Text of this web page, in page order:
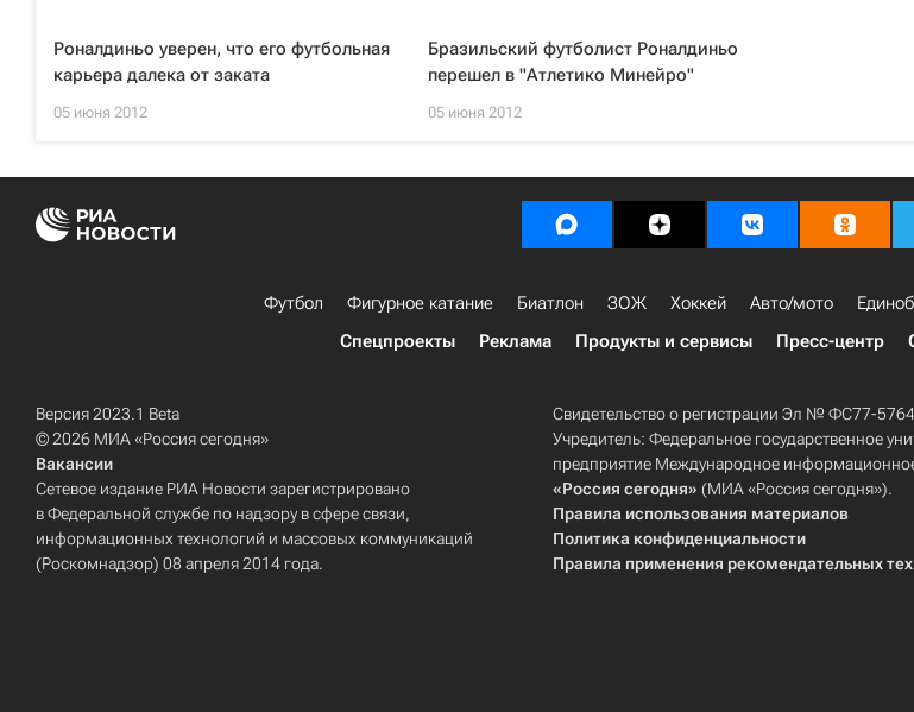
Роналдиньо уверен, что его футбольная
карьера далека от заката
05 июня 2012
Бразильский футболист Роналдиньо
перешел в "Атлетико Минейро"
05 июня 2012
Футбол Фигурное катание Биатлон ЗОЖ Хоккей Авто/мото
Спецпроекты
Реклама Продукты и сервисы Пресс-центр
Версия 2023.1 Beta
© 2026 МИА «Россия сегодня»
Вакансии
Сетевое издание РИА Новости зарегистрировано
в Федеральной службе по надзору в сфере связи,
информационных технологий и массовых коммуникаций
(Роскомнадзор) 08 апреля 2014 года.
Свидетельство о регистрации Эл № ФС77-
Учредитель: Федеральное государственное
предприятие Международное информационное
«Россия сегодня» (МИА «Россия сегодня»).
Правила использования материалов
Политика конфиденциальности
Правила применения рекомендательных